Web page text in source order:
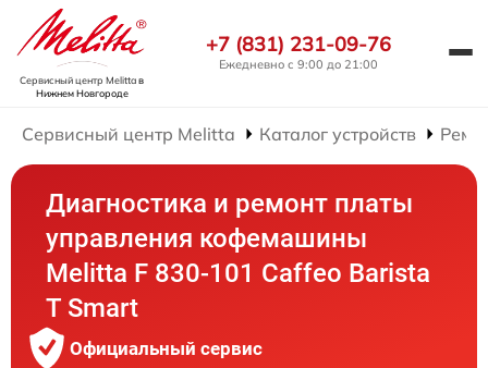
Сервисный центр Melittaв
Нижнем Новгороде
+7 (831) 231-09-76
Ежедневно с 9:00 до 21:00
Сервисный центр Melitta Каталог устройств
Диагностика и ремонт платы
управления кофемашины
Melitta F 830-101 Caffeo Barista
T Smart
Официальный сервис